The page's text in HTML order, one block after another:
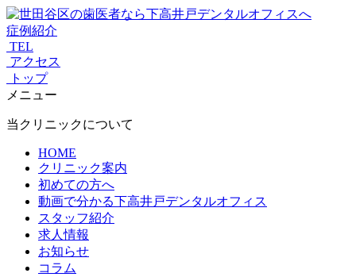
症例紹介
TEL
アクセス
トップ
メニュー
当クリニックについて
HOME
クリニック案内
初めての方へ
動画で分かる下高井戸デンタルオフィス
スタッフ紹介
求人情報
お知らせ
コラム